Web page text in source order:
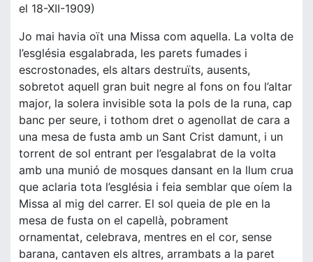
el 18-XII-1909)
Jo mai havia oït una Missa com aquella. La volta de
l’església esgalabrada, les parets fumades i
escrostonades, els altars destruïts, ausents,
sobretot aquell gran buit negre al fons on fou l’altar
major, la solera invisible sota la pols de la runa, cap
banc per seure, i tothom dret o agenollat de cara a
una mesa de fusta amb un Sant Crist damunt, i un
torrent de sol entrant per l’esgalabrat de la volta
amb una munió de mosques dansant en la llum crua
que aclaria tota l’església i feia semblar que oíem la
Missa al mig del carrer. El sol queia de ple en la
mesa de fusta on el capellà, pobrament
ornamentat, celebrava, mentres en el cor, sense
barana, cantaven els altres, arrambats a la paret